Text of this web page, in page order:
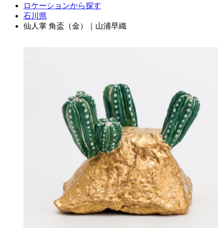
ロケーションから探す
石川県
仙人掌 角盃（金）｜山浦早織